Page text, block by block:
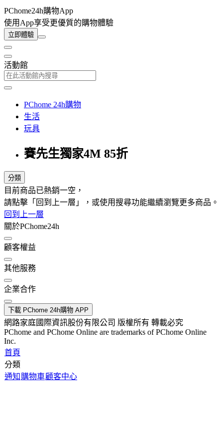
PChome24h購物App
使用App享受更優質的購物體驗
立即體驗
活動館
PChome 24h購物
生活
玩具
賽先生獨家4M 85折
分類
目前商品已熱銷一空，
請點擊「回到上一層」，或使用搜尋功能繼續瀏覽更多商品。
回到上一層
關於PChome24h
顧客權益
其他服務
企業合作
下載 PChome 24h購物 APP
網路家庭國際資訊股份有限公司 版權所有 轉載必究
PChome and PChome Online are trademarks of PChome Online
Inc.
首頁
分類
通知 購物車顧客中心